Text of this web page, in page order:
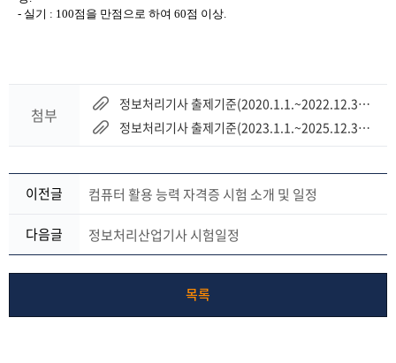
- 실기 : 100점을 만점으로 하여 60점 이상.
첨부
정보처리기사 출제기준(2020.1.1.~2022.12.31).hwp
정보처리기사 출제기준(2023.1.1.~2025.12.31).hwp
이전글 컴퓨터 활용 능력 자격증 시험 소개 및 일정
다음글 정보처리산업기사 시험일정
목록